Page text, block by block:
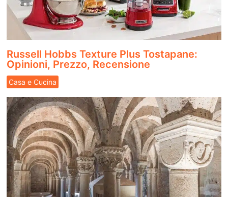
Russell Hobbs Texture Plus Tostapane:
Opinioni, Prezzo, Recensione
Casa e Cucina